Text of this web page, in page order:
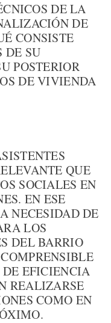
DE LA
DE
CONSISTE
DE SU
POSTERIOR
DE VIVIENDA
QUE
SOCIALES EN
EN ESE
NECESIDAD DE
LOS
DEL BARRIO
EFICIENCIA
REALIZARSE
COMO EN